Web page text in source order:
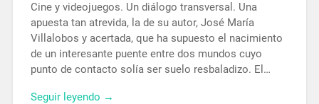
Cine y videojuegos. Un diálogo transversal. Una
apuesta tan atrevida, la de su autor, José María
Villalobos y acertada, que ha supuesto el nacimiento
de un interesante puente entre dos mundos cuyo
punto de contacto solía ser suelo resbaladizo. El…
Seguir leyendo →